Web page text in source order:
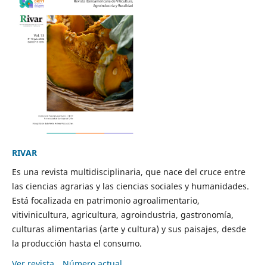
RIVAR
Es una revista multidisciplinaria, que nace del cruce entre
las ciencias agrarias y las ciencias sociales y humanidades.
Está focalizada en patrimonio agroalimentario,
vitivinicultura, agricultura, agroindustria, gastronomía,
culturas alimentarias (arte y cultura) y sus paisajes, desde
la producción hasta el consumo.